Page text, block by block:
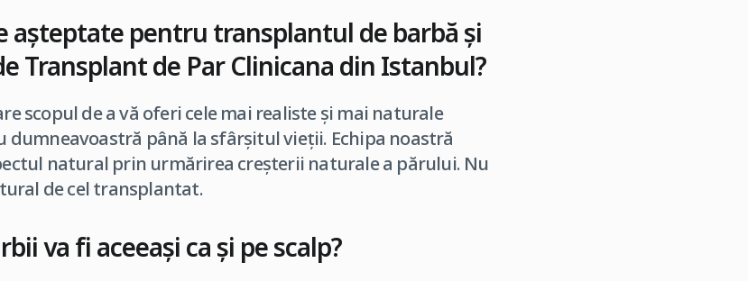
așteptate pentru transplantul de barbă și
Transplant de Par Clinicana din Istanbul?
scopul de a vă oferi cele mai realiste și mai naturale
dumneavoastră până la sfârșitul vieții. Echipa noastră
natural prin urmărirea creșterii naturale a părului. Nu
de cel transplantat.
va fi aceeași ca și pe scalp?